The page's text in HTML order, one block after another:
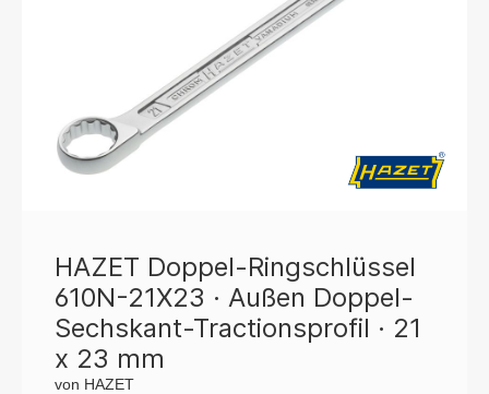
HAZET Doppel-Ringschlüssel
610N-21X23 · Außen Doppel-
Sechskant-Tractionsprofil · 21
x 23 mm
von HAZET